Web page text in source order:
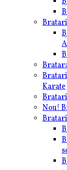
Karate
Nou!